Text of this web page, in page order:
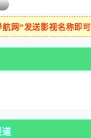
网”发送影视名称即